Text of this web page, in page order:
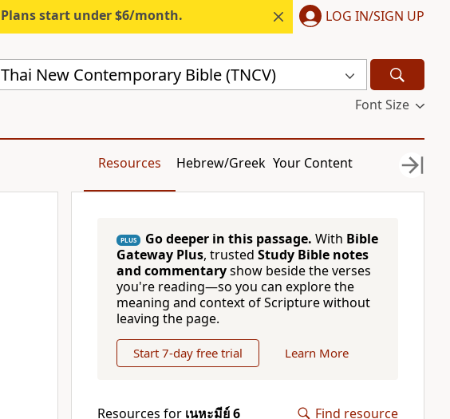
Plans start under $6/month. LOG IN/SIGN UP
Thai New Contemporary Bible (TNCV)
Font Size
Resources Hebrew/Greek Your Content
PLUS Go deeper in this passage. With Bible
Gateway Plus, trusted Study Bible notes
and commentaryshow beside the verses
you're reading—so you can explore the
meaning and context of Scripture without
leaving the page.
Start 7-day free trial Learn More
Resources for เนหะมีย์ 6 Find resource